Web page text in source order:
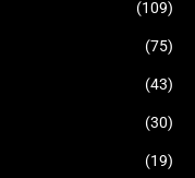
(109)
(75)
(43)
(30)
(19)